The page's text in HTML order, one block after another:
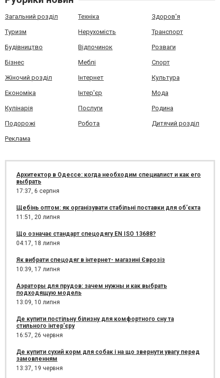
Загальний розділ Техніка Здоров'я
Туризм Нерухомість Транспорт
Будівництво Відпочинок Розваги
Бізнес Меблі Спорт
Жіночий розділ Інтернет Культура
Економіка Інтер'єр Мода
Кулінарія Послуги Родина
Подорожі Робота Дитячий розділ
Реклама
Архитектор в Одессе: когда необходим специалист и как его
выбрать
17:37, 6 серпня
Щебінь оптом: як організувати стабільні поставки для об’єкта
11:51, 20 липня
Що означає стандарт спецодягу EN ISO 13688?
04:17, 18 липня
Як вибрати спецодяг в інтернет- магазині Єврозіз
10:39, 17 липня
Аэраторы для прудов: зачем нужны и как выбрать
подходящую модель
13:09, 10 липня
Де купити постільну білизну для комфортного сну та
стильного інтер’єру
16:57, 26 червня
Де купити сухий корм для собак і на що звернути увагу перед
замовленням
13:37, 19 червня